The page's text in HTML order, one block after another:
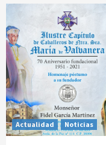
Actualidad Noticias